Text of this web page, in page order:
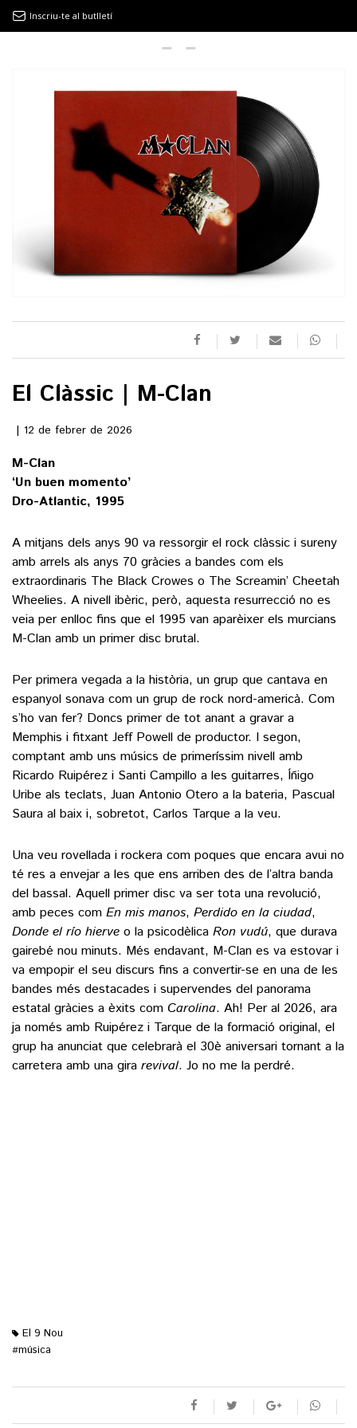
“LA VIDA ÉS COM LA MAR: SEMPRE BUSCA L’EQUILIBRI”
NOVETATS DISCOGRÀFIQUES
EL CLÀSSIC | ELS 3 TAMBORS
TEMÀTIQUES
()
()
ECONOMIA
VEURE TOTES
HOQUEI PATINS
MOTOR
VEURE TOTES
ARTS ESCÈNIQUES
CULTURA POPULAR
LLIBRES
VEURE TOTES
SUPLEMENTS
FOTOGALERIES
9MAGAZÍN
BLOGOSFERA
Inscriu-te al butlletí
El Clàssic | M-Clan
12 de febrer de 2026
M-Clan
‘Un buen momento’
Dro-Atlantic, 1995
A mitjans dels anys 90 va ressorgir el rock clàssic i sureny
amb arrels als anys 70 gràcies a bandes com els
extraordinaris The Black Crowes o The Screamin’ Cheetah
Wheelies. A nivell ibèric, però, aquesta resurrecció no es
veia per enlloc fins que el 1995 van aparèixer els murcians
M-Clan amb un primer disc brutal.
Per primera vegada a la història, un grup que cantava en
espanyol sonava com un grup de rock nord-americà. Com
s’ho van fer? Doncs primer de tot anant a gravar a
Memphis i fitxant Jeff Powell de productor. I segon,
comptant amb uns músics de primeríssim nivell amb
Ricardo Ruipérez i Santi Campillo a les guitarres, Íñigo
Uribe als teclats, Juan Antonio Otero a la bateria, Pascual
Saura al baix i, sobretot, Carlos Tarque a la veu.
Una veu rovellada i rockera com poques que encara avui no
té res a envejar a les que ens arriben des de l’altra banda
del bassal. Aquell primer disc va ser tota una revolució,
amb peces com En mis manos, Perdido en la ciudad,
Donde el río hierve o la psicodèlica Ron vudú, que durava
gairebé nou minuts. Més endavant, M-Clan es va estovar i
va empopir el seu discurs fins a convertir-se en una de les
bandes més destacades i supervendes del panorama
estatal gràcies a èxits com Carolina. Ah! Per al 2026, ara
ja només amb Ruipérez i Tarque de la formació original, el
grup ha anunciat que celebrarà el 30è aniversari tornant a la
carretera amb una gira revival. Jo no me la perdré.
El 9 Nou
#música
M'agrada